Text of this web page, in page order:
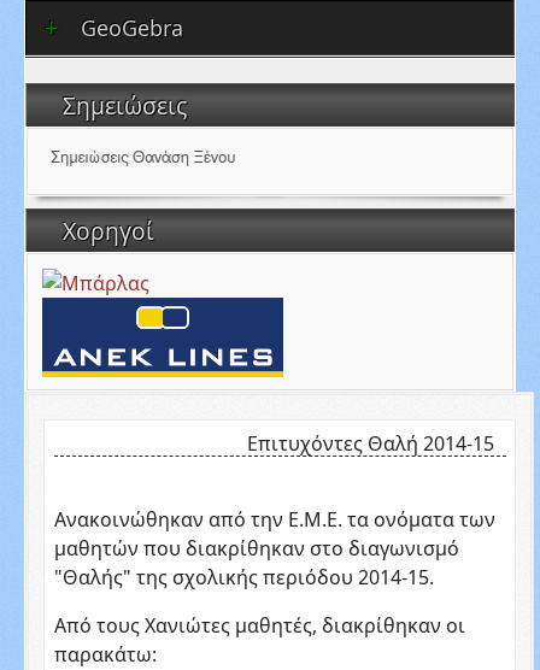
GeoGebra
Σημειώσεις
Χορηγοί
Επιτυχόντες Θαλή 2014-15
Ανακοινώθηκαν από την Ε.Μ.Ε. τα ονόματα των
μαθητών που διακρίθηκαν στο διαγωνισμό
"Θαλής" της σχολικής περιόδου 2014-15.
Από τους Χανιώτες μαθητές, διακρίθηκαν οι
παρακάτω: